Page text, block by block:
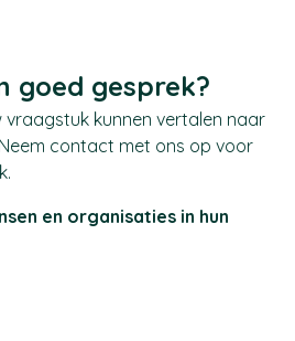
goed gesprek?
vraagstuk kunnen vertalen naar
contact met ons op voor
en organisaties in hun